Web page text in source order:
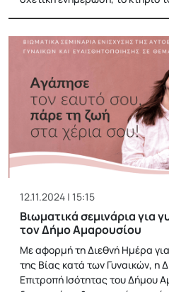
12.11.2024 | 15:15
Βιωματικά σεμινάρια για
τον Δήμο Αμαρουσίου
Με αφορμή τη Διεθνή Ημέρα
της Βίας κατά των Γυναικών, η
Επιτροπή Ισότητας του Δήμου